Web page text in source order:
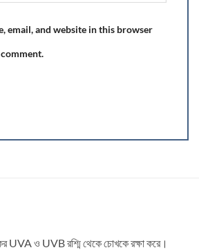
email, and website in this browser
UVA ও UVB রশ্মি থেকে চোখকে রক্ষা করে।